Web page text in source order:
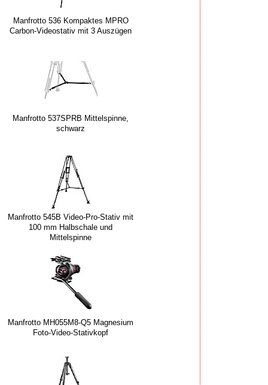
Manfrotto 536 Kompaktes MPRO
Carbon-Videostativ mit 3 Auszügen
Manfrotto 537SPRB Mittelspinne,
schwarz
Manfrotto 545B Video-Pro-Stativ mit
100 mm Halbschale und
Mittelspinne
Manfrotto MH055M8-Q5 Magnesium
Foto-Video-Stativkopf